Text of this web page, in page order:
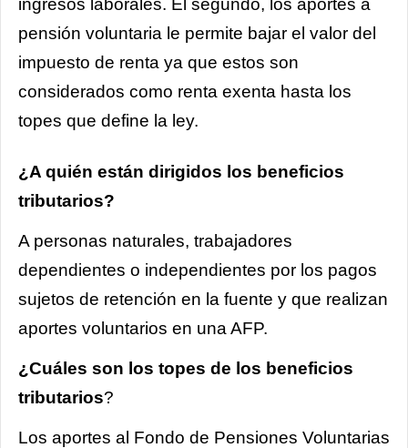
pensión voluntaria le permite bajar el valor del
impuesto de renta ya que estos son
considerados como renta exenta hasta los
topes que define la ley.
¿A quién están dirigidos los beneficios
tributarios?
A personas naturales, trabajadores
dependientes o independientes por los pagos
sujetos de retención en la fuente y que realizan
aportes voluntarios en una AFP.
¿Cuáles son los topes de los beneficios
tributarios?
Los aportes al Fondo de Pensiones Voluntarias